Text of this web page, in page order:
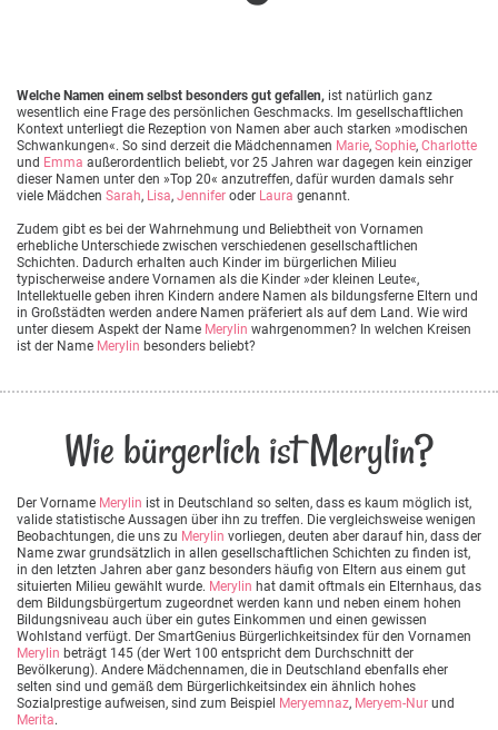
Welche Namen einem selbst besonders gut gefallen, ist natürlich ganz
wesentlich eine Frage des persönlichen Geschmacks. Im gesellschaftlichen
Kontext unterliegt die Rezeption von Namen aber auch starken »modischen
Schwankungen«. So sind derzeit die Mädchennamen Marie, Sophie, Charlotte
und Emma außerordentlich beliebt, vor 25 Jahren war dagegen kein einziger
dieser Namen unter den »Top 20« anzutreffen, dafür wurden damals sehr
viele Mädchen Sarah, Lisa, Jennifer oder Laura genannt.
Zudem gibt es bei der Wahrnehmung und Beliebtheit von Vornamen
erhebliche Unterschiede zwischen verschiedenen gesellschaftlichen
Schichten. Dadurch erhalten auch Kinder im bürgerlichen Milieu
typischerweise andere Vornamen als die Kinder »der kleinen Leute«,
Intellektuelle geben ihren Kindern andere Namen als bildungsferne Eltern und
in Großstädten werden andere Namen präferiert als auf dem Land. Wie wird
unter diesem Aspekt der Name Merylin wahrgenommen? In welchen Kreisen
ist der Name Merylin besonders beliebt?
Wie bürgerlich ist Merylin?
Der Vorname Merylin ist in Deutschland so selten, dass es kaum möglich ist,
valide statistische Aussagen über ihn zu treffen. Die vergleichsweise wenigen
Beobachtungen, die uns zu Merylin vorliegen, deuten aber darauf hin, dass der
Name zwar grundsätzlich in allen gesellschaftlichen Schichten zu finden ist,
in den letzten Jahren aber ganz besonders häufig von Eltern aus einem gut
situierten Milieu gewählt wurde. Merylin hat damit oftmals ein Elternhaus, das
dem Bildungsbürgertum zugeordnet werden kann und neben einem hohen
Bildungsniveau auch über ein gutes Einkommen und einen gewissen
Wohlstand verfügt. Der SmartGenius Bürgerlichkeitsindex für den Vornamen
Merylin beträgt 145 (der Wert 100 entspricht dem Durchschnitt der
Bevölkerung). Andere Mädchennamen, die in Deutschland ebenfalls eher
selten sind und gemäß dem Bürgerlichkeitsindex ein ähnlich hohes
Sozialprestige aufweisen, sind zum Beispiel Meryemnaz, Meryem-Nur und
Merita.